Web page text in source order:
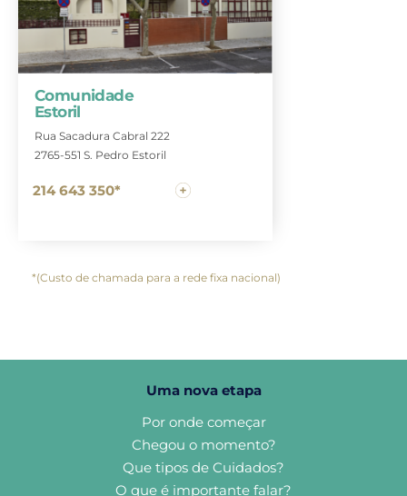
Comunidade
Estoril
Rua Sacadura Cabral 222
2765-551 S. Pedro Estoril
214 643 350*
*(Custo de chamada para a rede fixa nacional)
Uma nova etapa
Por onde começar
Chegou o momento?
Que tipos de Cuidados?
O que é importante falar?